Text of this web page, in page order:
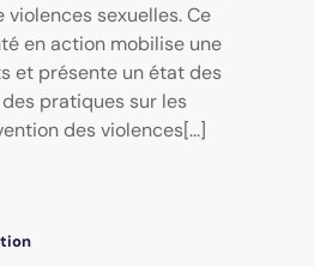
sexuelles. Ce
en action mobilise une
et présente un état des
pratiques sur les
des violences[...]